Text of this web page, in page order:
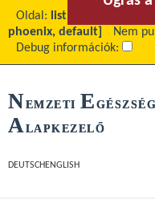
Oldal: list
phoenix, default]
Nem
Debug információk:
NEMZETI E
ALAPKEZELŐ
DEUTSCH ENGLISH